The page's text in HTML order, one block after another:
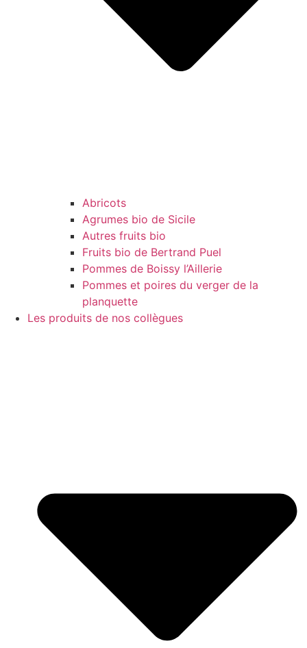
Abricots
Agrumes bio de Sicile
Autres fruits bio
Fruits bio de Bertrand Puel
Pommes de Boissy l’Aillerie
Pommes et poires du verger de la
planquette
Les produits de nos collègues